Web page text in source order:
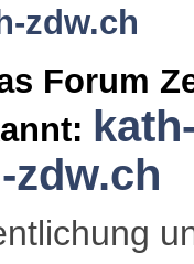
zdw.ch
Forum
zdw.ch